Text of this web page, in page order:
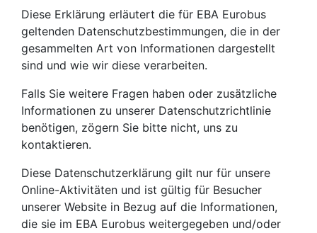
Diese Erklärung erläutert die für EBA Eurobus
geltenden Datenschutzbestimmungen, die in der
gesammelten Art von Informationen dargestellt
sind und wie wir diese verarbeiten.
Falls Sie weitere Fragen haben oder zusätzliche
Informationen zu unserer Datenschutzrichtlinie
benötigen, zögern Sie bitte nicht, uns zu
kontaktieren.
Diese Datenschutzerklärung gilt nur für unsere
Online-Aktivitäten und ist gültig für Besucher
unserer Website in Bezug auf die Informationen,
die sie im EBA Eurobus weitergegeben und/oder